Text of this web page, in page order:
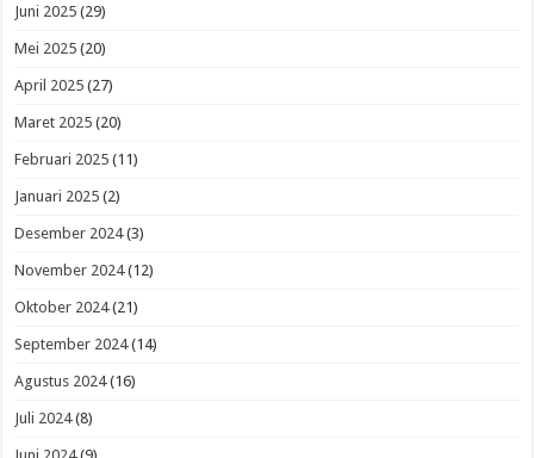
Juni 2025 (29)
Mei 2025 (20)
April 2025 (27)
Maret 2025 (20)
Februari 2025 (11)
Januari 2025 (2)
Desember 2024(3)
November 2024(12)
Oktober 2024(21)
September 2024(14)
Agustus 2024(16)
Juli 2024(8)